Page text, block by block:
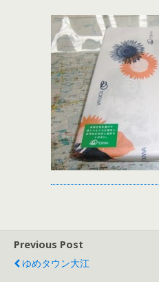
Previous Post
ゆめタウン大江